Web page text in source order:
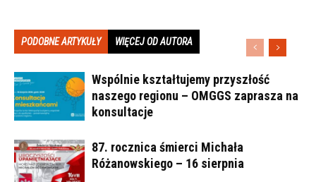
PODOBNE ARTYKUŁY WIĘCEJ OD AUTORA
Wspólnie kształtujemy przyszłość
naszego regionu – OMGGS zaprasza na
konsultacje
87. rocznica śmierci Michała
Różanowskiego – 16 sierpnia